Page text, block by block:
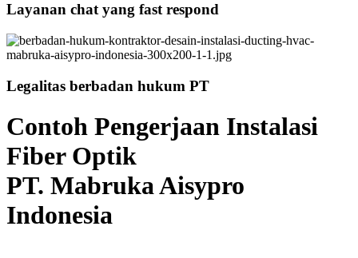
Layanan chat yang fast respond
Legalitas berbadan hukum PT
Contoh Pengerjaan Instalasi
Fiber Optik
PT. Mabruka Aisypro
Indonesia